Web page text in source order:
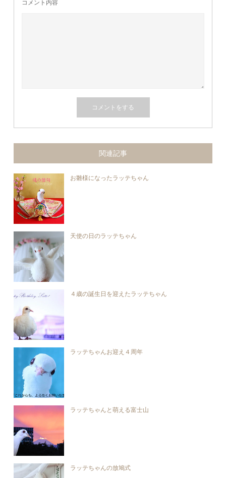
コメント内容
関連記事
お雛様になったラッテちゃん
天使の日のラッテちゃん
４歳の誕生日を迎えたラッテちゃん
ラッテちゃんお迎え４周年
ラッテちゃんと萌える富士山
ラッテちゃんの放鳩式